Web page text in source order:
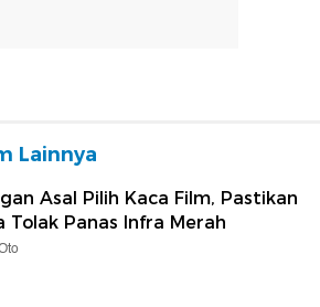
Lainnya
Asal Pilih Kaca Film, Pastikan
Tolak Panas Infra Merah